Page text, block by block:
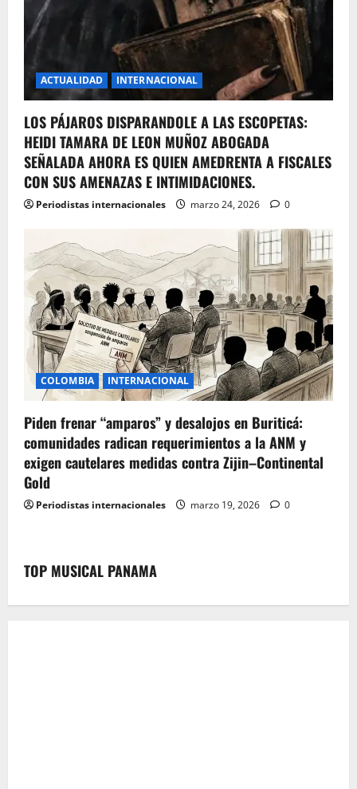
ACTUALIDAD INTERNACIONAL
LOS PÁJAROS DISPARANDOLE A LAS ESCOPETAS:
HEIDI TAMARA DE LEON MUÑOZ ABOGADA
SEÑALADA AHORA ES QUIEN AMEDRENTA A FISCALES
CON SUS AMENAZAS E INTIMIDACIONES.
Periodistas internacionales marzo 24, 2026 0
COLOMBIA INTERNACIONAL
Piden frenar “amparos” y desalojos en Buriticá:
comunidades radican requerimientos a la ANM y
exigen cautelares medidas contra Zijin–Continental
Gold
Periodistas internacionales marzo 19, 2026 0
TOP MUSICAL PANAMA